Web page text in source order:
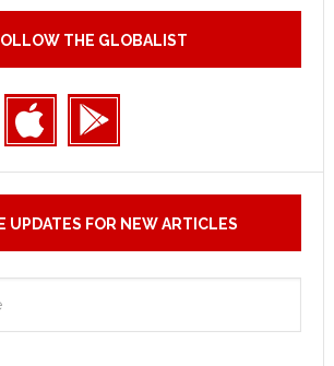
THE GLOBALIST
UPDATES FOR NEW ARTICLES